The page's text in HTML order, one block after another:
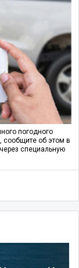
погодного
сообщите об этом в
специальную